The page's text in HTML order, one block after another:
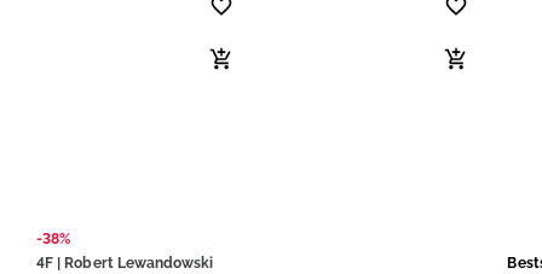
-38%
4F | Robert Lewandowski